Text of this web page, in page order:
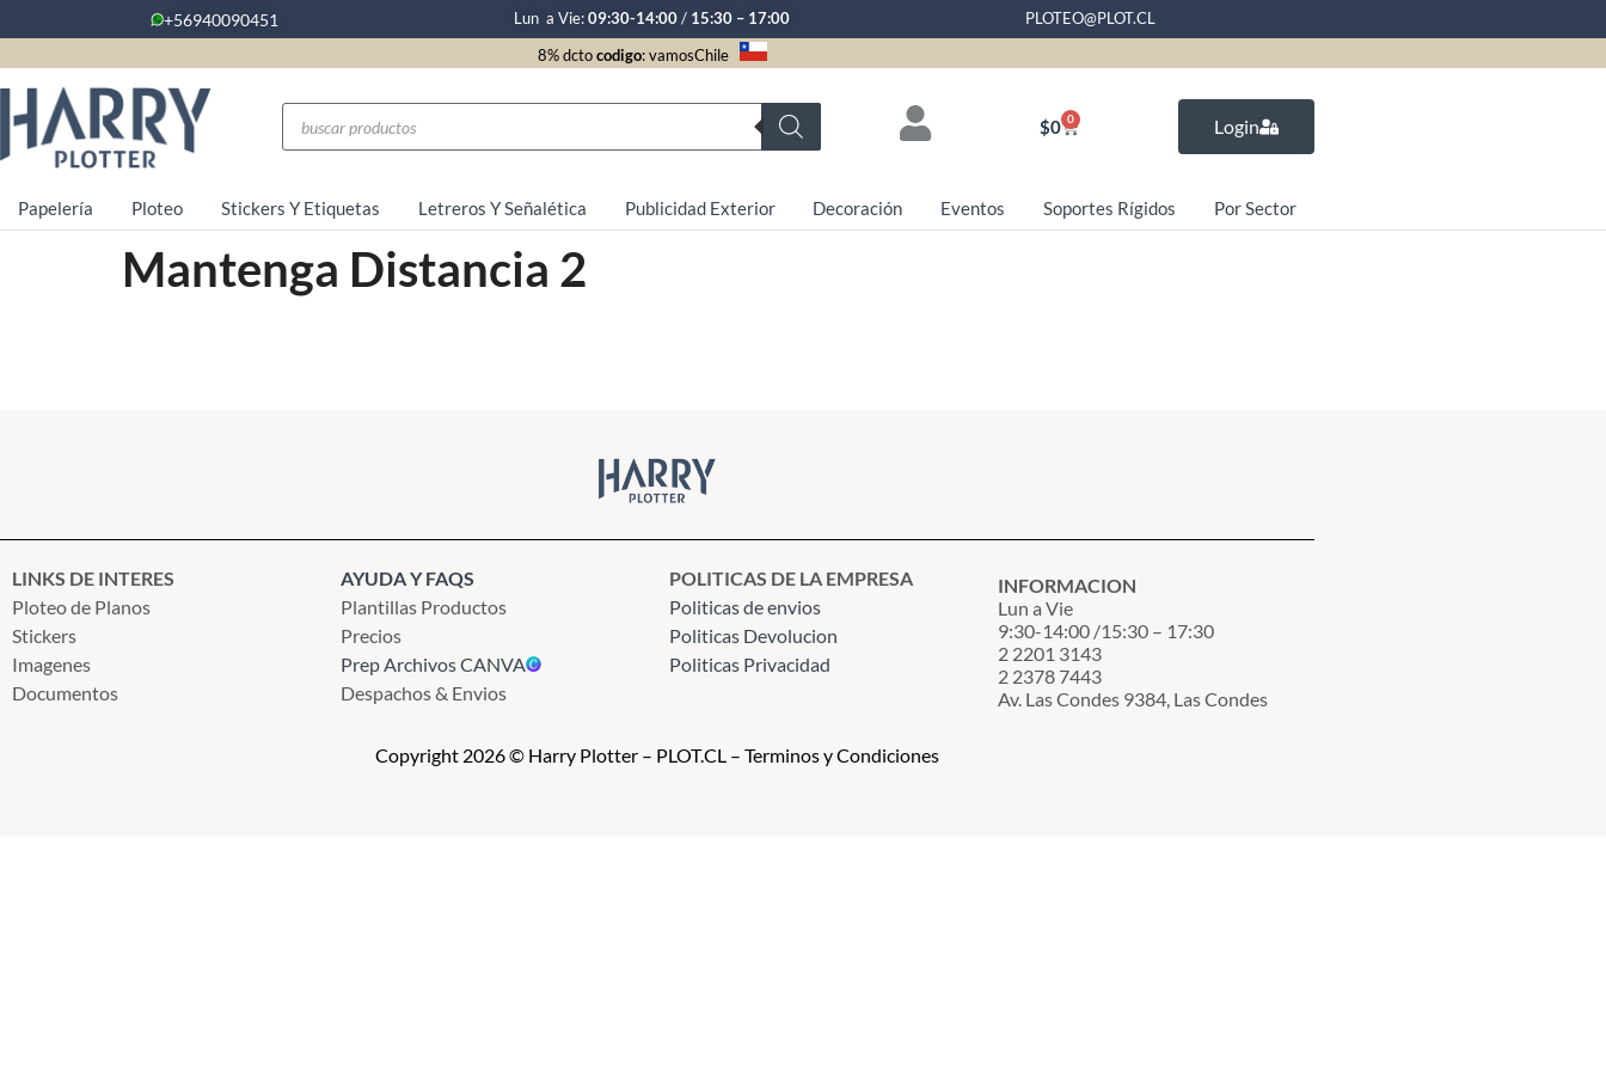
+56940090451 Lun a Vie:09:30-14:00/ 15:30 – 17:00
PLOTEO@PLOT.CL
8% dctocodigo: vamosChile
$0 0 Login
Papelería Ploteo Stickers Y Etiquetas Letreros Y Señalética Publicidad Exterior Decoración Eventos Soportes Rígidos Por Sector
Mantenga Distancia 2
LINKS DE INTERES
Ploteo de Planos
Stickers
Imagenes
Documentos
AYUDA Y FAQS
Plantillas Productos
Precios
Prep Archivos CANVA
Despachos & Envios
POLITICAS DE LA EMPRESA
Politicas de envios
Politicas Devolucion
Politicas Privacidad
INFORMACION
Lun a Vie
9:30-14:00 /15:30 – 17:30
2 2201 3143
2 2378 7443
Av. Las Condes 9384, Las Condes
Copyright 2026 © Harry Plotter – PLOT.CL – Terminos y Condiciones